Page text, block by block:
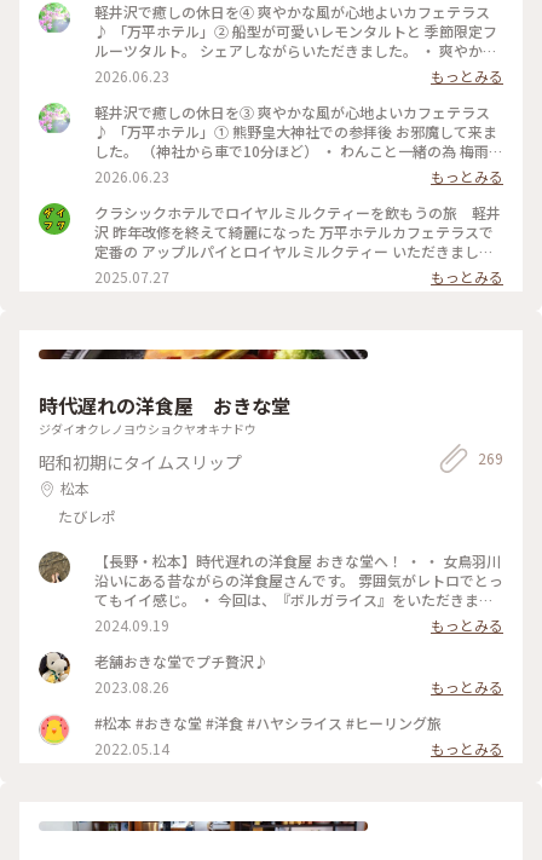
軽井沢で癒しの休日を④ 爽やかな風が心地よいカフェテラス
♪ 「万平ホテル」② 船型が可愛いレモンタルトと 季節限定フ
ルーツタルト。 シェアしながらいただきました。 ・ 爽やかな
風景を楽しみながら 贅沢なティータイムになりました。 #軽井
沢 #万平ホテル #万平ホテルカフェテラス #カフェテラス
2026.06.23
もっとみる
軽井沢で癒しの休日を③ 爽やかな風が心地よいカフェテラス
♪ 「万平ホテル」① 熊野皇大神社での参拝後 お邪魔して来ま
した。 （神社から車で10分ほど） ・ わんこと一緒の為 梅雨晴
れがほんとありがたく 軽井沢の爽やかな風を感じながら レモ
ンタルトとフルーツタルト おいしいティータイムに♡ ・ #軽
井沢 #万平ホテル#カフェテラス#万平ホテルカフェテラス
2026.06.23
もっとみる
クラシックホテルでロイヤルミルクティーを飲もうの旅 軽井
沢 昨年改修を終えて綺麗になった 万平ホテルカフェテラスで
定番の アップルパイとロイヤルミルクティー いただきました
かのジョン・レノン直伝といわれる ロイヤルミルクティーは
ミルクの マイルドさがありながらもスッキリと 紅茶葉の香り
ッキー缶を自分へのお土産に 買いました 綺麗！可愛い！そし
2025.07.27 もっとみる
時代遅れの洋食屋 おきな堂
ジダイオクレノヨウショクヤオキナドウ
昭和初期にタイムスリップ
松本
たびレポ
269
【長野・松本】時代遅れの洋食屋 おきな堂へ！ ・ ・ 女鳥羽川
沿いにある昔ながらの洋食屋さんです。 雰囲気がレトロでとっ
てもイイ感じ。 ・ 今回は、『ボルガライス』をいただきまし
た。 真ん中にオムライス左右にチキンカツとハヤシが乗って
います。 チキンカツには味がしっかりついていて、オムライス
との相性👍ハヤシも濃いめの味でオムライスとの相性👍とって
も美味しかったです☆ ・ このお店、友達が連れてきてくれた
んですが、私も誰かに紹介したいと思うお店でした。 ・ ・ #
松本市 #松本市ランチ #松本市ディナー #おきな堂 #ボルガラ
イス #松本城周辺 #松本駅周辺
2024.09.19
もっとみる
老舗おきな堂でプチ贅沢♪
2023.08.26
もっとみる
#松本 #おきな堂 #洋食 #ハヤシライス #ヒーリング旅
2022.05.14
もっとみる